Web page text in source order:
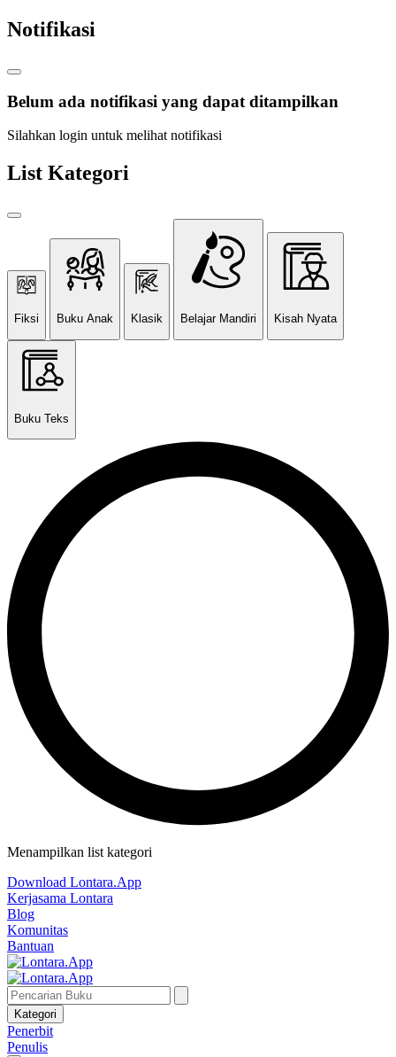
Notifikasi
Belum ada notifikasi yang dapat ditampilkan
Silahkan login untuk melihat notifikasi
List Kategori
Fiksi Buku Anak Klasik Belajar Mandiri Kisah Nyata
Buku Teks
Menampilkan list kategori
Download Lontara.App
Kerjasama Lontara
Blog
Komunitas
Bantuan
Kategori
Penerbit
Penulis